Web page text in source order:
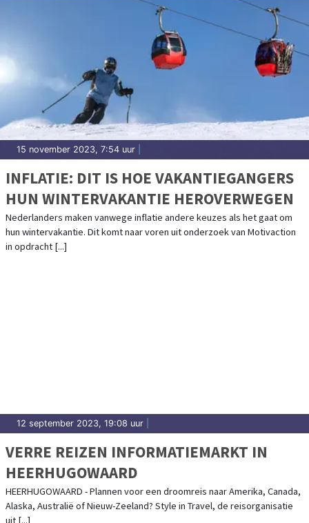
15 november 2023, 7:54 uur
INFLATIE: DIT IS HOE VAKANTIEGANGERS
HUN WINTERVAKANTIE HEROVERWEGEN
Nederlanders maken vanwege inflatie andere keuzes als het gaat om
hun wintervakantie. Dit komt naar voren uit onderzoek van Motivaction
in opdracht [...]
12 september 2023, 19:08 uur
VERRE REIZEN INFORMATIEMARKT IN
HEERHUGOWAARD
HEERHUGOWAARD - Plannen voor een droomreis naar Amerika, Canada,
Alaska, Australië of Nieuw-Zeeland? Style in Travel, de reisorganisatie
uit [...]